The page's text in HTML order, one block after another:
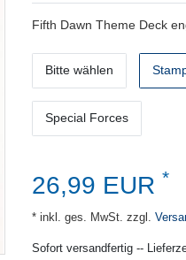
Fifth Dawn Theme Deck
Bitte wählen
Special Forces
26,99 EUR *
* inkl. ges. MwSt. zzgl.
Sofort versandfertig --